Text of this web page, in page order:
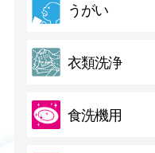
うがい
衣類洗浄
食洗機用